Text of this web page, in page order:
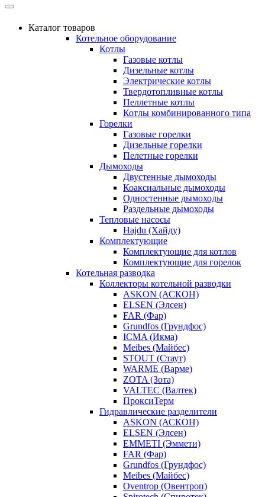
Каталог товаров
Котельное оборудование
Котлы
Газовые котлы
Дизельные котлы
Электрические котлы
Твердотопливные котлы
Пеллетные котлы
Котлы комбинированного типа
Горелки
Газовые горелки
Дизельные горелки
Пелетные горелки
Дымоходы
Двустенные дымоходы
Коаксиальные дымоходы
Одностенные дымоходы
Раздельные дымоходы
Тепловые насосы
Hajdu (Хайду)
Комплектующие
Комплектующие для котлов
Комплектующие для горелок
Котельная разводка
Коллекторы котельной разводки
ASKON (АСКОН)
ELSEN (Элсен)
FAR (Фар)
Grundfos (Грундфос)
ICMA (Икма)
Meibes (Майбес)
STOUT (Стаут)
WARME (Варме)
ZOTA (Зота)
VALTEC (Валтек)
ПроксиТерм
Гидравлические разделители
ASKON (АСКОН)
ELSEN (Элсен)
EMMETI (Эммети)
FAR (Фар)
Grundfos (Грундфос)
Meibes (Майбес)
Oventrop (Овентроп)